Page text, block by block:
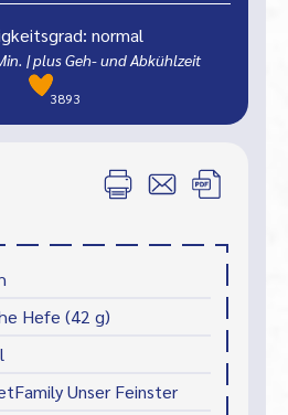
normal
| plus Geh- und Abkühlzeit
3893
Hefe (42 g)
Unser Feinster